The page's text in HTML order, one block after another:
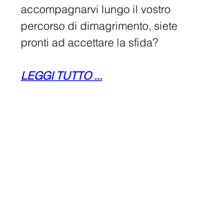
accompagnarvi lungo il vostro
percorso di dimagrimento, siete
pronti ad accettare la sfida?
LEGGI TUTTO ...